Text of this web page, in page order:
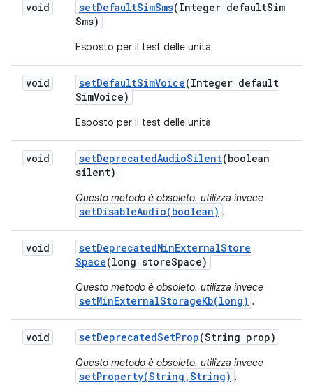
void setDefaultSimSms(Integer defaultSim
Sms)
Esposto per il test delle unità
void setDefaultSimVoice(Integer default
SimVoice)
Esposto per il test delle unità
void setDeprecatedAudioSilent(boolean
silent)
Questo metodo è obsoleto. utilizza invece
setDisableAudio(boolean) .
void setDeprecatedMinExternalStore
Space(long storeSpace)
Questo metodo è obsoleto. utilizza invece
setMinExternalStorageKb(long) .
void setDeprecatedSetProp(String prop)
Questo metodo è obsoleto. utilizza invece
setProperty(String,String) .